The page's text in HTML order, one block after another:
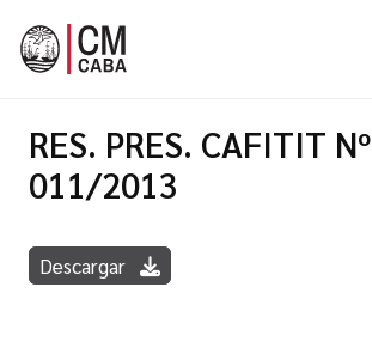
RES. PRES. CAFITIT Nº
011/2013
Descargar